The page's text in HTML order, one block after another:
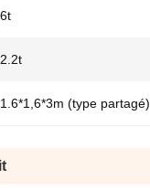
6t
2.2t
1.6*1,6*3m (type partagé)